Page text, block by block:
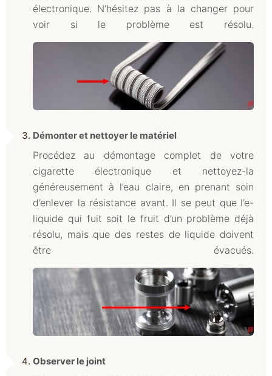
électronique. N’hésitez pas à la changer pour
voir si le problème est résolu.
Démonter et nettoyer le matériel
Procédez au démontage complet de votre
cigarette électronique et nettoyez-la
généreusement à l’eau claire, en prenant soin
d’enlever la résistance avant. Il se peut que l’e-
liquide qui fuit soit le fruit d’un problème déjà
résolu, mais que des restes de liquide doivent
être évacués.
Observer le joint